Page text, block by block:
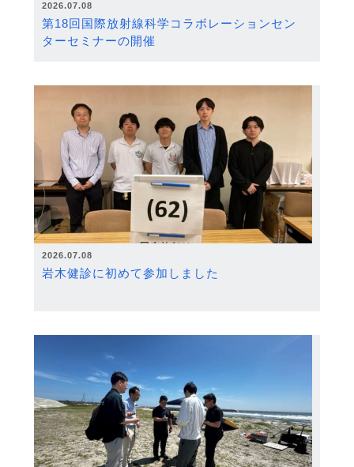
2026.07.08
第18回国際放射線科学コラボレーションセン
ターセミナーの開催
2026.07.08
岩木健診に初めて参加しました